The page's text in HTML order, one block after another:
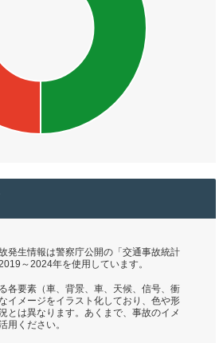
発生情報は警察庁公開の「交通事故統計
～2024年を使用しています。
各要素（車、背景、車、天候、信号、衝
イメージをイラスト化しており、色や形
とは異なります。あくまで、事故のイメ
用ください。